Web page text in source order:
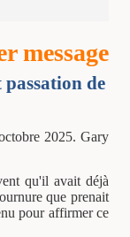
message
de
2025. Gary
qu'il avait déjà
que prenait
pour affirmer ce